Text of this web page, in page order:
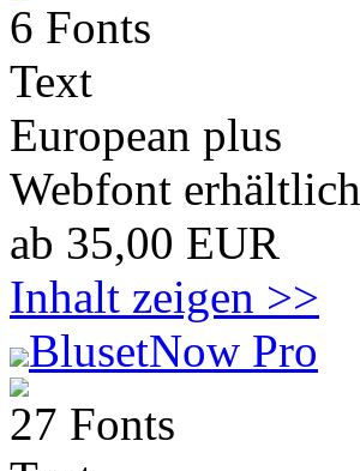
6 Fonts
Text
European plus
Webfont erhältlich
ab 35,00 EUR
Inhalt zeigen >>
BlusetNow Pro
27 Fonts